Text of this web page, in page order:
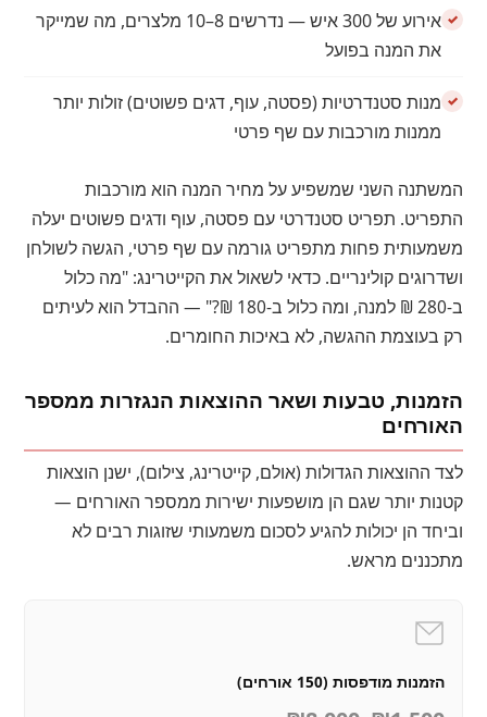
אירוע של 300 איש — נדרשים 8–10 מלצרים, מה שמייקר
את המנה בפועל
מנות סטנדרטיות (פסטה, עוף, דגים פשוטים) זולות יותר
ממנות מורכבות עם שף פרטי
המשתנה השני שמשפיע על מחיר המנה הוא מורכבות
התפריט. תפריט סטנדרטי עם פסטה, עוף ודגים פשוטים יעלה
משמעותית פחות מתפריט גורמה עם שף פרטי, הגשה לשולחן
ושדרוגים קולינריים. כדאי לשאול את הקייטרינג: "מה כלול
ב-280 ₪ למנה, ומה כלול ב-180 ₪?" — ההבדל הוא לעיתים
רק בעוצמת ההגשה, לא באיכות החומרים.
הזמנות, טבעות ושאר ההוצאות הנגזרות ממספר
האורחים
לצד ההוצאות הגדולות (אולם, קייטרינג, צילום), ישנן הוצאות
קטנות יותר שגם הן מושפעות ישירות ממספר האורחים —
וביחד הן יכולות להגיע לסכום משמעותי שזוגות רבים לא
מתכננים מראש.
הזמנות מודפסות (150 אורחים)